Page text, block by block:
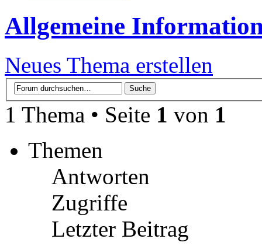
Allgemeine
Neues Thema erstellen
1 Thema • Seite 1 von 1
Themen
Antworten
Zugriffe
Letzter Beitrag